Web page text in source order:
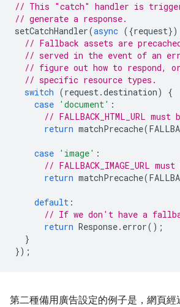
// This "catch" handler is
// generate a response.
setCatchHandler(async ({request})
// Fallback assets are
// served in the event of an
// figure out how to respond,
// specific resource types.
switch (request.destination)
{
case 'document' :
// FALLBACK_HTML_URL
return matchPrecache(
case 'image' :
// FALLBACK_IMAGE_URL
return matchPrecache(
default :
// If we don't have a
return Response. error();
}
});
第二種備用廣告設定的例子是，網頁